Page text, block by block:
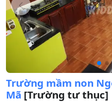
Trường mầm non
Mã [Trường tư thục]